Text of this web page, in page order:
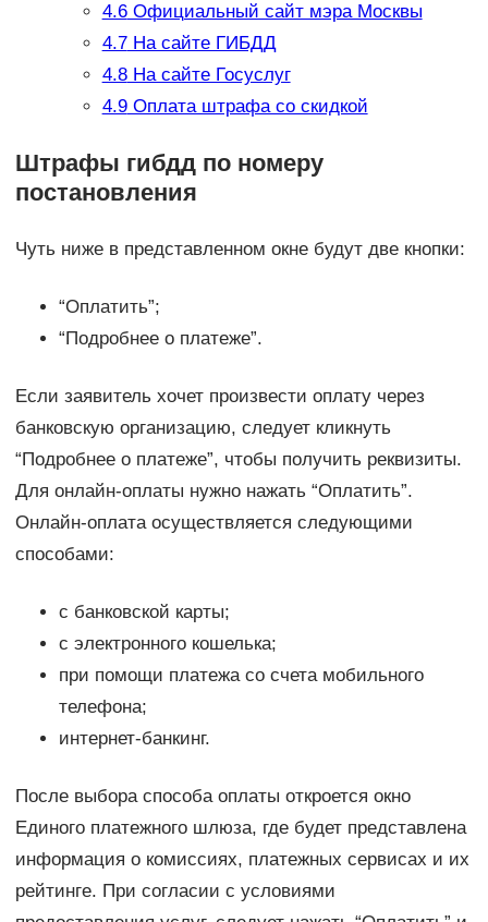
4.6Официальный сайт мэра Москвы
4.7На сайте ГИБДД
4.8На сайте Госуслуг
4.9Оплата штрафа со скидкой
Штрафы гибдд по номеру
постановления
Чуть ниже в представленном окне будут две кнопки:
“Оплатить”;
“Подробнее о платеже”.
Если заявитель хочет произвести оплату через
банковскую организацию, следует кликнуть
“Подробнее о платеже”, чтобы получить реквизиты.
Для онлайн-оплаты нужно нажать “Оплатить”.
Онлайн-оплата осуществляется следующими
способами:
с банковской карты;
с электронного кошелька;
при помощи платежа со счета мобильного
телефона;
интернет-банкинг.
После выбора способа оплаты откроется окно
Единого платежного шлюза, где будет представлена
информация о комиссиях, платежных сервисах и их
рейтинге. При согласии с условиями